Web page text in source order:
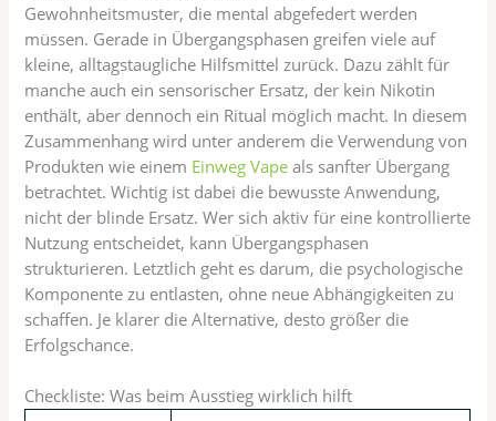
Gewohnheitsmuster, die mental abgefedert werden
müssen. Gerade in Übergangsphasen greifen viele auf
kleine, alltagstaugliche Hilfsmittel zurück. Dazu zählt für
manche auch ein sensorischer Ersatz, der kein Nikotin
enthält, aber dennoch ein Ritual möglich macht. In diesem
Zusammenhang wird unter anderem die Verwendung von
Produkten wie einem Einweg Vape als sanfter Übergang
betrachtet. Wichtig ist dabei die bewusste Anwendung,
nicht der blinde Ersatz. Wer sich aktiv für eine kontrollierte
Nutzung entscheidet, kann Übergangsphasen
strukturieren. Letztlich geht es darum, die psychologische
Komponente zu entlasten, ohne neue Abhängigkeiten zu
schaffen. Je klarer die Alternative, desto größer die
Erfolgschance.
Checkliste: Was beim Ausstieg wirklich hilft